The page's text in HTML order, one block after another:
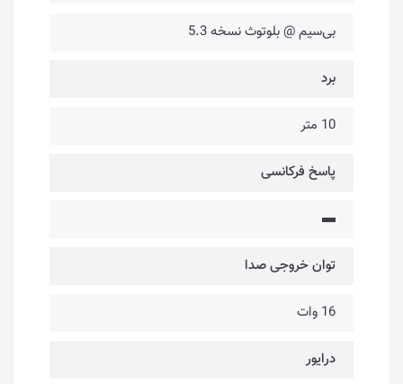
بی‌سیم @ بلوتوث نسخه 5.3
برد
10 متر
پاسخ فرکانسی
▬
توان خروجی صدا
16 وات
درایور